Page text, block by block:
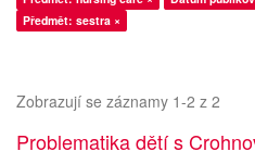
Předmět: sestra ×
Zobrazují se záznamy 1-2 z 2
Problematika dětí s